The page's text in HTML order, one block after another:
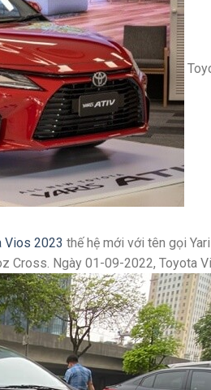
Vios 2023 thế hệ mới với tên gọi
Cross. Ngày 01-09-2022,